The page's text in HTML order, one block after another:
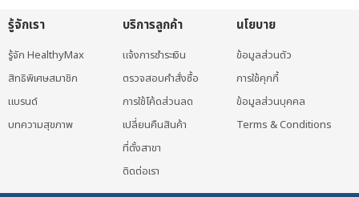
รู้จักเรา
รู้จัก HealthyMax
สิทธิพิเศษสมาชิก
แบรนด์
บทความสุขภาพ
บริการลูกค้า
แจ้งการชำระเงิน
ตรวจสอบคำสั่งซื้อ
การใช้โค้ดส่วนลด
เปลี่ยนคืนสินค้า
ที่ตั้งสาขา
ติดต่อเรา
นโยบาย
ข้อมูลส่วนตัว
การใช้คุกกี้
ข้อมูลส่วนบุคคล
Terms & Conditions